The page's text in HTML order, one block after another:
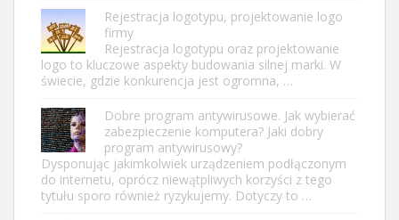
Rejestracja logotypu, projektowanie logo
firmy
Rejestracja logotypu oraz projektowanie
logo to kluczowe aspekty budowania silnej marki. W
świecie, gdzie konkurencja jest ogromna, …
Dobre program antywirusowe. Jak wybierać
zabezpieczenie komputera? Jaki dobry
program antywirusowy?
Dysponując jakimkolwiek urządzeniem podłączonym
do internetu, oprócz niewątpliwych korzyści z tego
tytułu sporo również ryzykujemy. Dotyczy to …